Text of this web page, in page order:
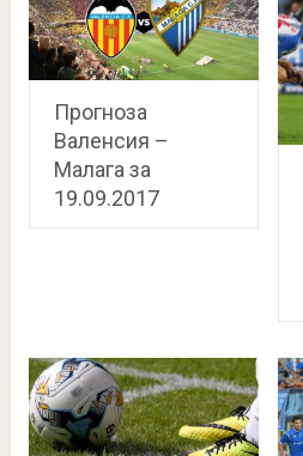
Прогноза
Валенсия –
Малага за
19.09.2017